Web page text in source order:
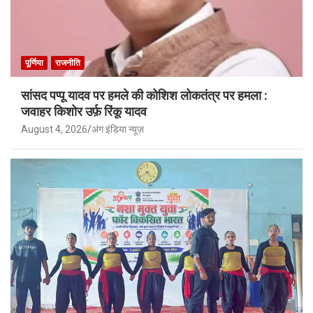
पूर्णिया राजनीति
सांसद पप्पू यादव पर हमले की कोशिश लोकतंत्र पर हमला :
जवाहर किशोर उर्फ़ रिंकू यादव
August 4, 2026 अंग इंडिया न्यूज़